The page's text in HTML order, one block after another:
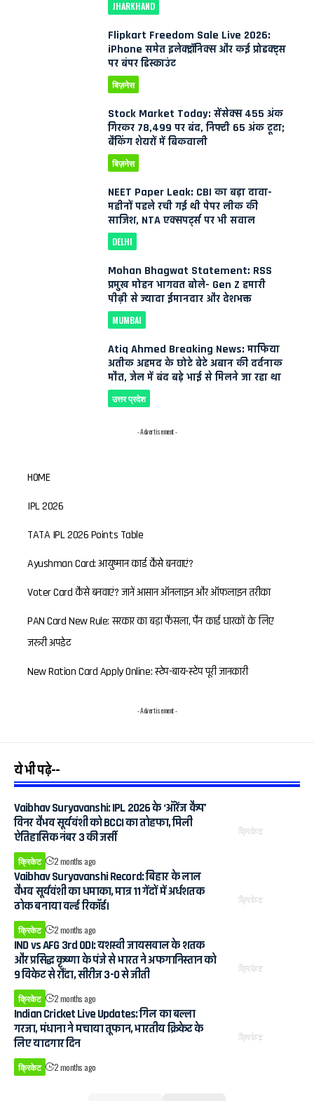
JHARKHAND
Flipkart Freedom Sale Live 2026:
iPhone समेत इलेक्ट्रॉनिक्स और कई प्रोडक्ट्स
पर बंपर डिस्काउंट
बिज़नेस
Stock Market Today: सेंसेक्स 455 अंक
गिरकर 78,499 पर बंद, निफ्टी 65 अंक टूटा;
बैंकिंग शेयरों में बिकवाली
बिज़नेस
NEET Paper Leak: CBI का बड़ा दावा-
महीनों पहले रची गई थी पेपर लीक की
साजिश, NTA एक्सपर्ट्स पर भी सवाल
DELHI
Mohan Bhagwat Statement: RSS
प्रमुख मोहन भागवत बोले- Gen Z हमारी
पीढ़ी से ज्यादा ईमानदार और देशभक्त
MUMBAI
Atiq Ahmed Breaking News: माफिया
अतीक अहमद के छोटे बेटे अबान की दर्दनाक
मौत, जेल में बंद बड़े भाई से मिलने जा रहा था
उत्तर प्रदेश
- Advertisement -
HOME
IPL 2026
TATA IPL 2026 Points Table
Ayushman Card: आयुष्मान कार्ड कैसे बनवाएं?
Voter Card कैसे बनवाएं? जानें आसान ऑनलाइन और ऑफलाइन तरीका
PAN Card New Rule: सरकार का बड़ा फैसला, पैन कार्ड धारकों के लिए
जरूरी अपडेट
New Ration Card Apply Online: स्टेप-बाय-स्टेप पूरी जानकारी
- Advertisement -
ये भी पढ़े--
क्रिकेट
Vaibhav Suryavanshi: IPL 2026 के ‘ऑरेंज कैप’
विनर वैभव सूर्यवंशी को BCCI का तोहफा, मिली
ऐतिहासिक नंबर 3 की जर्सी
क्रिकेट 2 months ago
क्रिकेट
Vaibhav Suryavanshi Record: बिहार के लाल
वैभव सूर्यवंशी का धमाका, मात्र 11 गेंदों में अर्धशतक
ठोक बनाया वर्ल्ड रिकॉर्ड।
क्रिकेट 2 months ago
क्रिकेट
IND vs AFG 3rd ODI: यशस्वी जायसवाल के शतक
और प्रसिद्ध कृष्णा के पंजे से भारत ने अफगानिस्तान को
9 विकेट से रौंदा, सीरीज 3-0 से जीती
क्रिकेट 2 months ago
क्रिकेट
Indian Cricket Live Updates: गिल का बल्ला
गरजा, मंधाना ने मचाया तूफान, भारतीय क्रिकेट के
लिए यादगार दिन
क्रिकेट 2 months ago